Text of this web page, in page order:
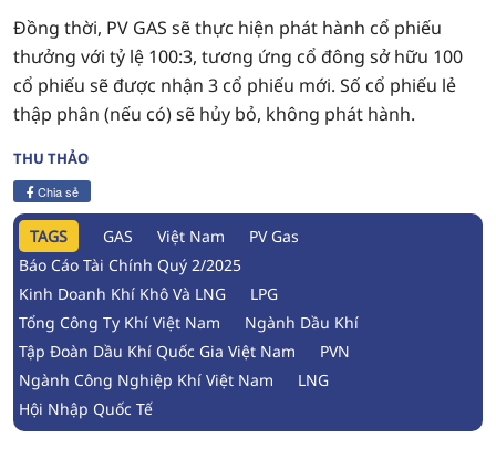
Đồng thời, PV GAS sẽ thực hiện phát hành cổ phiếu
thưởng với tỷ lệ 100:3, tương ứng cổ đông sở hữu 100
cổ phiếu sẽ được nhận 3 cổ phiếu mới. Số cổ phiếu lẻ
thập phân (nếu có) sẽ hủy bỏ, không phát hành.
THU THẢO
Chia sẻ
TAGS GAS Việt Nam
PV Gas
Báo Cáo Tài Chính Quý 2/2025
Kinh Doanh Khí Khô Và LNG
LPG
Tổng Công Ty Khí Việt Nam
Ngành Dầu Khí
Tập Đoàn Dầu Khí Quốc Gia Việt Nam
PVN
Ngành Công Nghiệp Khí Việt Nam
LNG
Hội Nhập Quốc Tế